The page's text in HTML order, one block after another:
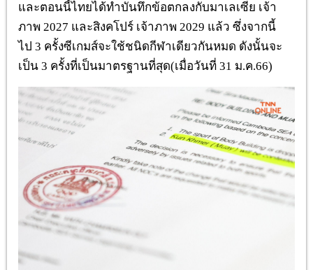
และตอนนี้ไทยได้ทำบันทึกข้อตกลงกับมาเลเซีย เจ้า
ภาพ 2027 และสิงคโปร์ เจ้าภาพ 2029 แล้ว ซึ่งจากนี้
ไป 3 ครั้งซีเกมส์จะใช้ชนิดกีฬาเดียวกันหมด ดังนั้นจะ
เป็น 3 ครั้งที่เป็นมาตรฐานที่สุด(เมื่อวันที่ 31 ม.ค.66)